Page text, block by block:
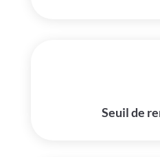
Seuil de